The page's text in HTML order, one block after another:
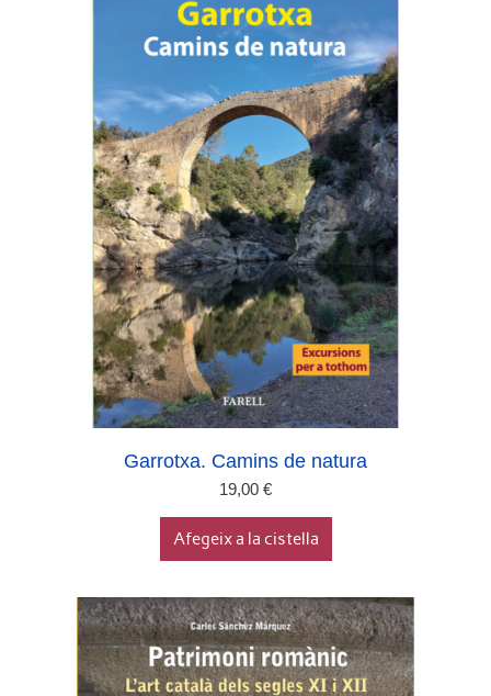
Garrotxa. Camins de natura
19,00 €
Afegeix a la cistella